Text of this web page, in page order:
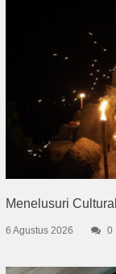
Menelusuri
6 Agustus 2026 0